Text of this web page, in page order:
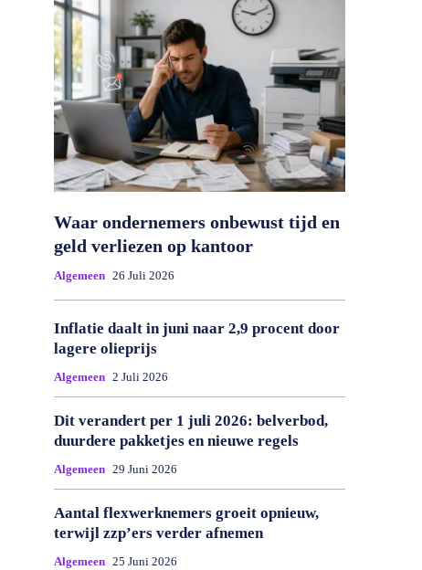
Waar ondernemers onbewust tijd en
geld verliezen op kantoor
Algemeen 26 Juli 2026
Inflatie daalt in juni naar 2,9 procent door
lagere olieprijs
Algemeen 2 Juli 2026
Dit verandert per 1 juli 2026: belverbod,
duurdere pakketjes en nieuwe regels
Algemeen 29 Juni 2026
Aantal flexwerknemers groeit opnieuw,
terwijl zzp’ers verder afnemen
Algemeen 25 Juni 2026